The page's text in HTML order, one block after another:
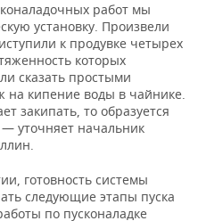
работ мы
установку. Произвели
к продувке четырех
которых
сказать простыми
на кипение воды в чайнике.
закипать, то образуется
уточняет начальник
готовность системы
следующие этапы пуска
по пусконаладке